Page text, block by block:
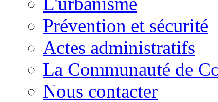
Prévention et sécurité
Actes administratifs
La Communauté de
Nous contacter